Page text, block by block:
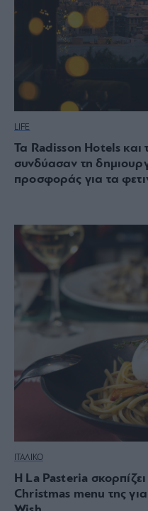
LIFE
Τα Radisson Hotels και
συνδύασαν τη
προσφοράς για τα
ΙΤΑΛΙΚΟ
Η La Pasteria
Christmas menu της